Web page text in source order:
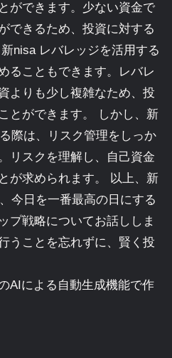
ができます。少ない資金で
できるため、投資に対する
nisa レバレッジを活用する
ることもできます。レバレ
よりも少し複雑なため、投
とができます。 しかし、新
際は、リスク管理をしっか
リスクを理解し、自己資金
が求められます。 以上、新
今日を一番最高の日にする
プ戦略についてお話ししま
うことを忘れずに、賢く投
AIによる自動生成機能で作